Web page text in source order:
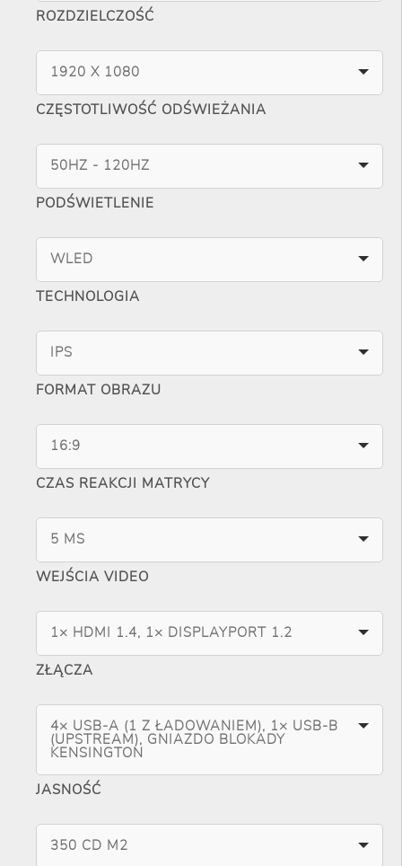
ROZDZIELCZOŚĆ
1920 X 1080
CZĘSTOTLIWOŚĆ ODŚWIEŻANIA
50HZ - 120HZ
PODŚWIETLENIE
WLED
TECHNOLOGIA
IPS
FORMAT OBRAZU
16:9
CZAS REAKCJI MATRYCY
5 MS
WEJŚCIA VIDEO
1× HDMI 1.4, 1× DISPLAYPORT 1.2
ZŁĄCZA
4× USB-A (1 Z ŁADOWANIEM), 1× USB-B
(UPSTREAM), GNIAZDO BLOKADY
KENSINGTON
JASNOŚĆ
350 CD M2